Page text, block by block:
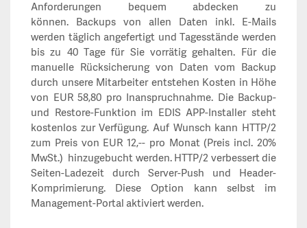
Anforderungen bequem abdecken zu
können. Backups von allen Daten inkl. E-Mails
werden täglich angefertigt und Tagesstände werden
bis zu 40 Tage für Sie vorrätig gehalten. Für die
manuelle Rücksicherung von Daten vom Backup
durch unsere Mitarbeiter entstehen Kosten in Höhe
von EUR 58,80 pro Inanspruchnahme. Die Backup-
und Restore-Funktion im EDIS APP-Installer steht
kostenlos zur Verfügung. Auf Wunsch kann HTTP/2
zum Preis von EUR 12,-- pro Monat (Preis incl. 20%
MwSt.) hinzugebucht werden. HTTP/2 verbessert die
Seiten-Ladezeit durch Server-Push und Header-
Komprimierung. Diese Option kann selbst im
Management-Portal aktiviert werden.